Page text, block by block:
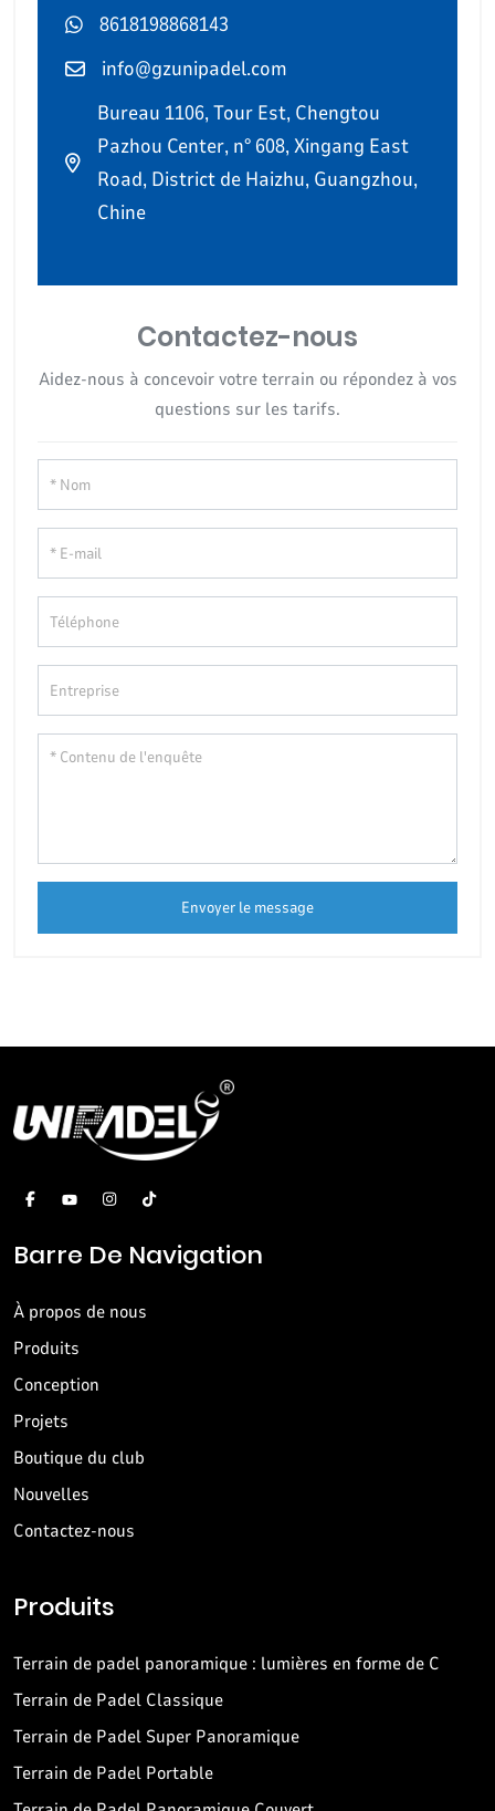
8618198868143
info@gzunipadel.com
Bureau 1106, Tour Est, Chengtou
Pazhou Center, n° 608, Xingang East
Road, District de Haizhu, Guangzhou,
Chine
Contactez-nous
Aidez-nous à concevoir votre terrain ou répondez à vos
questions sur les tarifs.
Envoyer le message
Barre De Navigation
À propos de nous
Produits
Conception
Projets
Boutique du club
Nouvelles
Contactez-nous
Produits
Terrain de padel panoramique : lumières en forme de C
Terrain de Padel Classique
Terrain de Padel Super Panoramique
Terrain de Padel Portable